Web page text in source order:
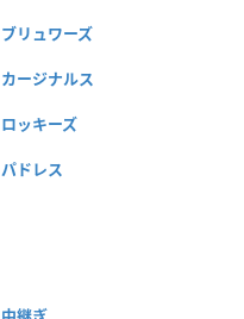
ブリュワーズ
カージナルス
ロッキーズ
パドレス